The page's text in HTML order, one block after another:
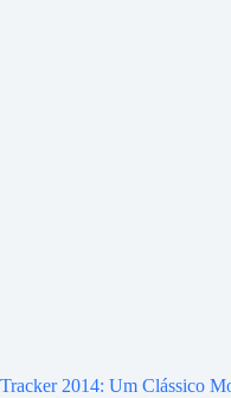
Tracker 2014: Um Clássico